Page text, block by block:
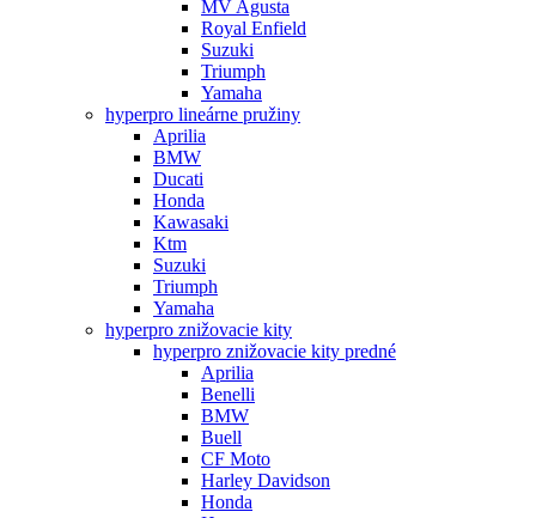
MV Agusta
Royal Enfield
Suzuki
Triumph
Yamaha
hyperpro lineárne pružiny
Aprilia
BMW
Ducati
Honda
Kawasaki
Ktm
Suzuki
Triumph
Yamaha
hyperpro znižovacie kity
hyperpro znižovacie kity predné
Aprilia
Benelli
BMW
Buell
CF Moto
Harley Davidson
Honda